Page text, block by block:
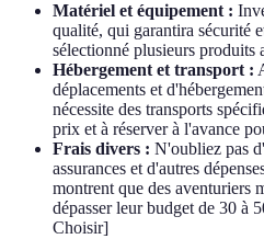
Matériel et équipement :
qualité, qui garantira sécurité
sélectionné plusieurs produits
Hébergement et transport :
déplacements et
nécessite des transports
prix et à réserver à l'avance
Frais divers : N'oubliez pas
assurances et d'autres
montrent que des aventuriers
dépasser leur budget de 30 à
Choisir]